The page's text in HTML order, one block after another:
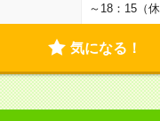
～18：15（
気になる！